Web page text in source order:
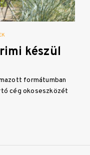
készül
formátumban
cég okoseszközét